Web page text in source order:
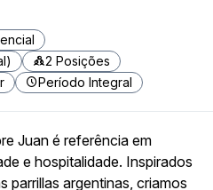
2 Posições
Período Integral
Juan é referência em
e hospitalidade. Inspirados
parrillas argentinas, criamos